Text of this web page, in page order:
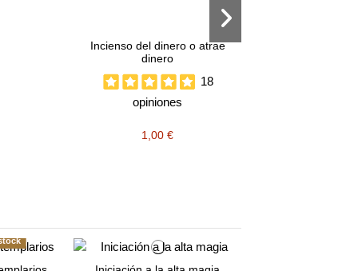
Incienso del dinero o atrae
dinero
18
opiniones
1,00 €